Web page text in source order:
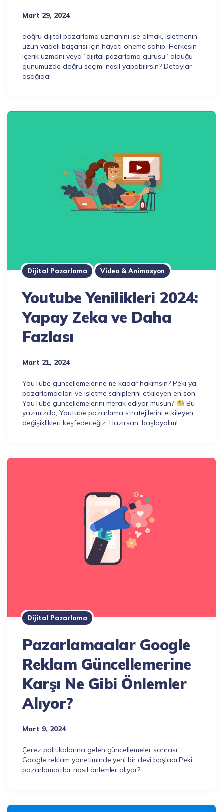
Mart 29, 2024
doğru dijital pazarlama uzmanını işe almak, işletmenin
uzun vadeli başarısı için hayati öneme sahip. Herkesin
içerik uzmanı veya “dijital pazarlama gurusu” olduğu
günümüzde doğru seçimi nasıl yapabilirsin? Detaylar
aşağıda!
Dijital Pazarlama Video & Animasyon
Youtube Yenilikleri 2024:
Yapay Zeka ve Daha
Fazlası
Mart 21, 2024
YouTube güncellemelerine ne kadar hakimsin? Peki ya,
pazarlamacıları ve işletme sahiplerini etkileyen en son
YouTube güncellemelerini merak ediyor musun?
Bu
yazımızda, Youtube pazarlama stratejilerini etkileyen
değişiklikleri keşfedeceğiz. Hazırsan, başlayalım!…
Dijital Pazarlama
Pazarlamacılar Google
Reklam Güncellemerine
Karşı Ne Gibi Önlemler
Alıyor?
Mart 9, 2024
Çerez politikalarına gelen güncellemeler sonrası
Google reklam yönetiminde yeni bir devi başladı.Peki
pazarlamacılar nasıl önlemler alıyor?